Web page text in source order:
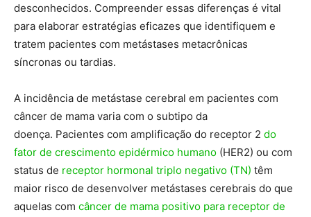
desconhecidos. Compreender essas diferenças é vital
para elaborar estratégias eficazes que identifiquem e
tratem pacientes com metástases metacrônicas
síncronas ou tardias.
A incidência de metástase cerebral em pacientes com
câncer de mama varia com o subtipo da
doença. Pacientes com amplificação do receptor 2 do
fator de crescimento epidérmico humano (HER2) ou com
status de receptor hormonal triplo negativo (TN) têm
maior risco de desenvolver metástases cerebrais do que
aquelas com câncer de mama positivo para receptor de